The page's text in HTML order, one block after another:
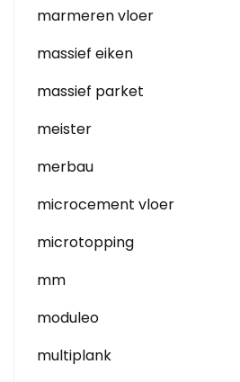
marmeren vloer
massief eiken
massief parket
meister
merbau
microcement vloer
microtopping
mm
moduleo
multiplank